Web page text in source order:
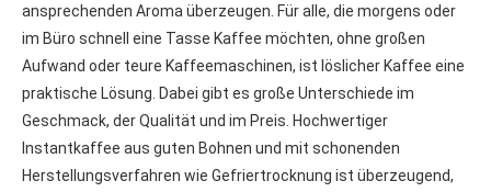
ansprechenden Aroma überzeugen. Für alle, die morgens oder
im Büro schnell eine Tasse Kaffee möchten, ohne großen
Aufwand oder teure Kaffeemaschinen, ist löslicher Kaffee eine
praktische Lösung. Dabei gibt es große Unterschiede im
Geschmack, der Qualität und im Preis. Hochwertiger
Instantkaffee aus guten Bohnen und mit schonenden
Herstellungsverfahren wie Gefriertrocknung ist überzeugend,